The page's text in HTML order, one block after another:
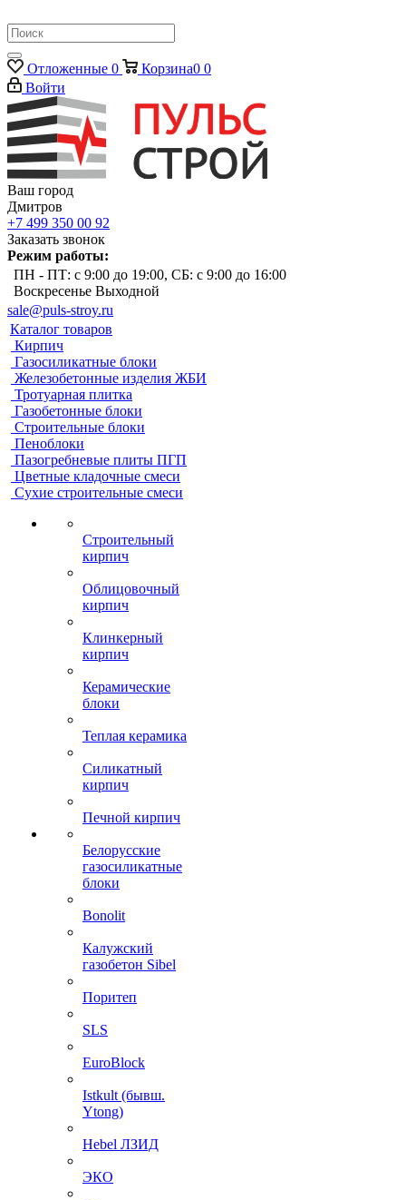
Отложенные 0 Корзина0 0
Войти
Ваш город
Дмитров
+7 499 350 00 92
Заказать звонок
Режим работы:
ПН - ПТ: с 9:00 до 19:00, СБ: с 9:00 до 16:00
Воскресенье Выходной
sale@puls-stroy.ru
Каталог товаров
Кирпич
Газосиликатные блоки
Железобетонные изделия ЖБИ
Тротуарная плитка
Газобетонные блоки
Строительные блоки
Пеноблоки
Пазогребневые плиты ПГП
Цветные кладочные смеси
Сухие строительные смеси
Строительный
кирпич
Облицовочный
кирпич
Клинкерный
кирпич
Керамические
блоки
Теплая керамика
Силикатный
кирпич
Печной кирпич
Белорусские
газосиликатные
блоки
Bonolit
Калужский
газобетон Sibel
Поритеп
SLS
EuroBlock
Istkult (бывш.
Ytong)
Hebel ЛЗИД
ЭКО